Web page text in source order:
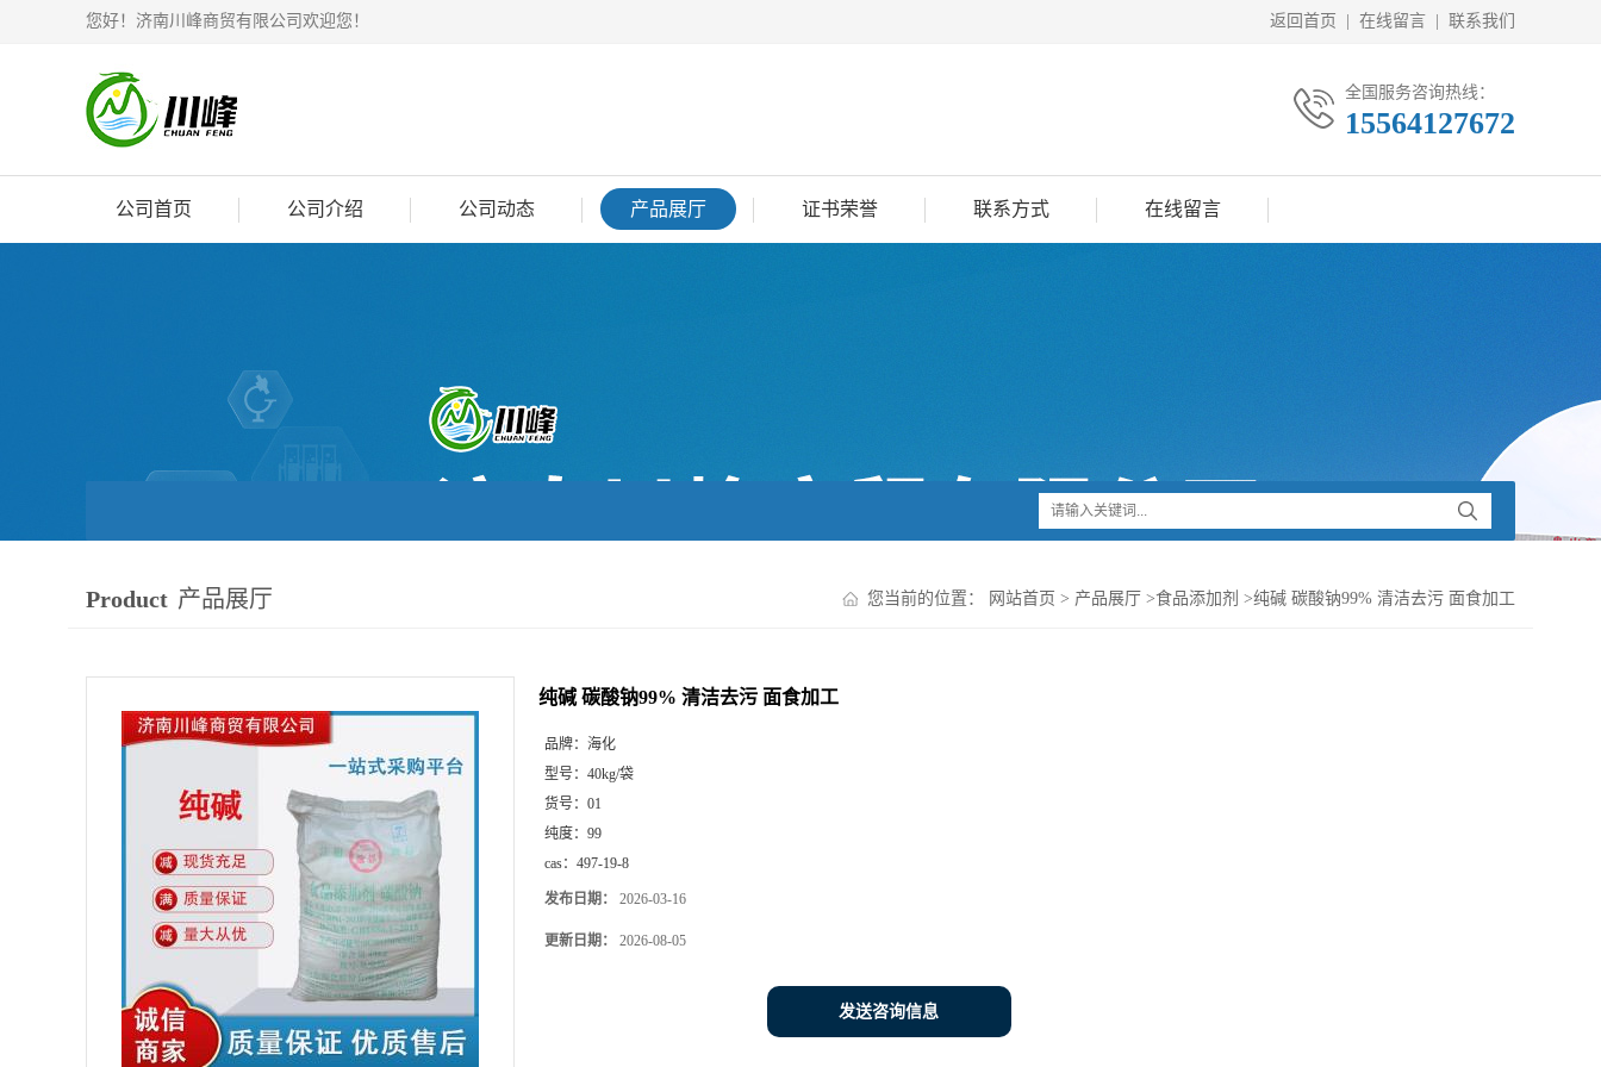
您好！济南川峰商贸有限公司欢迎您！ 返回首页 在线留言 联系我们
全国服务咨询热线：
15564127672
公司首页 公司介绍 公司动态 产品展厅 证书荣誉 联系方式 在线留言
Product 产品展厅 您当前的位置： 网站首页 > 产品展厅 >食品添加剂 >纯碱 碳酸钠99% 清洁去污 面食加工
纯碱 碳酸钠99% 清洁去污 面食加工
品牌： 海化
型号： 40kg/袋
货号： 01
纯度： 99
cas： 497-19-8
发布日期： 2026-03-16
更新日期： 2026-08-05
发送咨询信息